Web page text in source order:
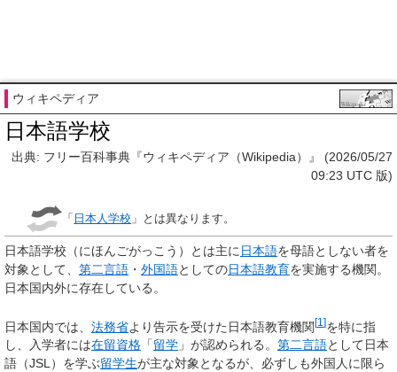
ウィキペディア
日本語学校
出典: フリー百科事典『ウィキペディア（Wikipedia）』 (2026/05/27
09:23 UTC 版)
「 日本人学校 」とは異なります。
日本語学校 （にほんごがっこう）とは主に 日本語を母語としない者を
対象として、 第二言語 ・ 外国語としての日本語教育を実施する機関。
日本国内外に存在している。
日本国内では、 法務省 より告示を受けた日本語教育機関[1 ]を特に指
し、入学者には在留資格 「留学 」が認められる。 第二言語として日本
語（JSL）を学ぶ留学生が主な対象となるが、必ずしも外国人に限ら